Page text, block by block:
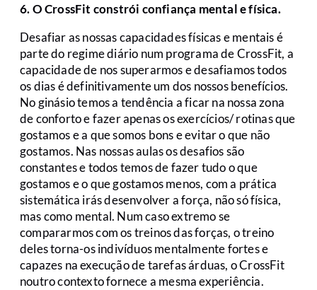
6. O CrossFit constrói confiança mental e física.
Desafiar as nossas capacidades físicas e mentais é
parte do regime diário num programa de CrossFit, a
capacidade de nos superarmos e desafiamos todos
os dias é definitivamente um dos nossos benefícios.
No ginásio temos a tendência a ficar na nossa zona
de conforto e fazer apenas os exercícios/ rotinas que
gostamos e a que somos bons e evitar o que não
gostamos. Nas nossas aulas os desafios são
constantes e todos temos de fazer tudo o que
gostamos e o que gostamos menos, com a prática
sistemática irás desenvolver a força, não só física,
mas como mental. Num caso extremo se
compararmos com os treinos das forças, o treino
deles torna-os indivíduos mentalmente fortes e
capazes na execução de tarefas árduas, o CrossFit
noutro contexto fornece a mesma experiência.